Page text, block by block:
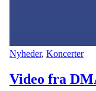
Nyheder, Koncerter
Video fra